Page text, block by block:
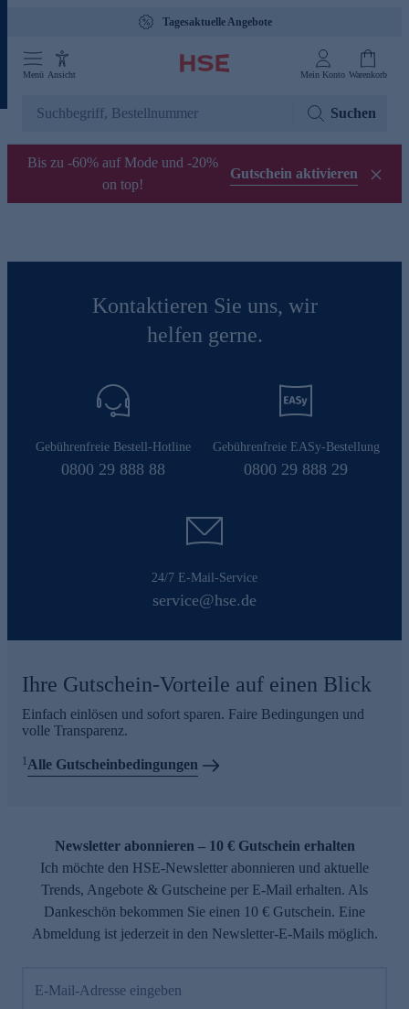
Tagesaktuelle Angebote
Menü Ansicht Mein Konto Warenkorb
Suchen
Bis zu -60% auf Mode und -20%
on top!
Gutschein aktivieren
Kontaktieren Sie uns, wir
helfen gerne.
Gebührenfreie Bestell-Hotline
0800 29 888 88
Gebührenfreie EASy-Bestellung
0800 29 888 29
24/7 E-Mail-Service
service@hse.de
Ihre Gutschein-Vorteile auf einen Blick
Einfach einlösen und sofort sparen. Faire Bedingungen und
volle Transparenz.
1Alle Gutscheinbedingungen
Newsletter abonnieren – 10 € Gutschein erhalten
Ich möchte den HSE-Newsletter abonnieren und aktuelle
Trends, Angebote & Gutscheine per E-Mail erhalten. Als
Dankeschön bekommen Sie einen 10 € Gutschein. Eine
Abmeldung ist jederzeit in den Newsletter-E-Mails möglich.
E-Mail-Adresse eingeben